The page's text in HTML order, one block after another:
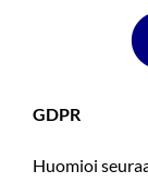
GDPR
Huomioi